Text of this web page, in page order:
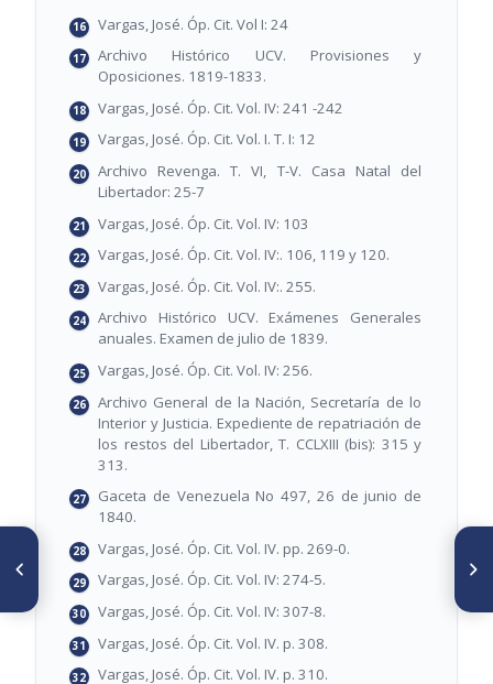
Vargas, José. Óp. Cit. Vol I: 24
Archivo Histórico UCV. Provisiones y
Oposiciones. 1819-1833.
Vargas, José. Óp. Cit. Vol. IV: 241 -242
Vargas, José. Óp. Cit. Vol. I. T. I: 12
Archivo Revenga. T. VI, T-V. Casa Natal del
Libertador: 25-7
Vargas, José. Óp. Cit. Vol. IV: 103
Vargas, José. Óp. Cit. Vol. IV:. 106, 119 y 120.
Vargas, José. Óp. Cit. Vol. IV:. 255.
Archivo Histórico UCV. Exámenes Generales
anuales. Examen de julio de 1839.
Vargas, José. Óp. Cit. Vol. IV: 256.
Archivo General de la Nación, Secretaría de lo
Interior y Justicia. Expediente de repatriación de
los restos del Libertador, T. CCLXIII (bis): 315 y
313.
Gaceta de Venezuela No 497, 26 de junio de
1840.
Vargas, José. Óp. Cit. Vol. IV. pp. 269-0.
Vargas, José. Óp. Cit. Vol. IV: 274-5.
Vargas, José. Óp. Cit. Vol. IV: 307-8.
Vargas, José. Óp. Cit. Vol. IV. p. 308.
Vargas, José. Óp. Cit. Vol. IV. p. 310.
ARTÍCULO ANTERIOR
La primera operación
realizada en el nuevo mundo
SIGUIENTE ARTÍCULO
El médico Rosendo Gómez
Peraza, preso en La Rotunda